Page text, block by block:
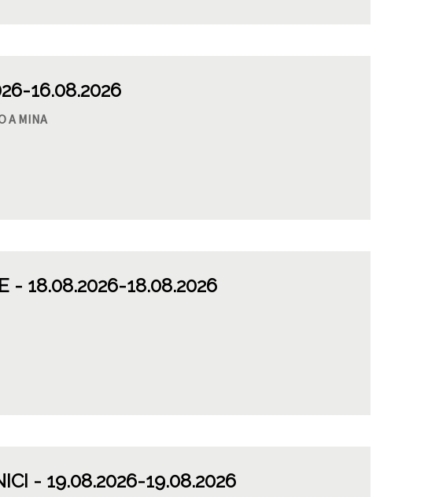
-16.08.2026
A MINA
18.08.2026-18.08.2026
19.08.2026-19.08.2026